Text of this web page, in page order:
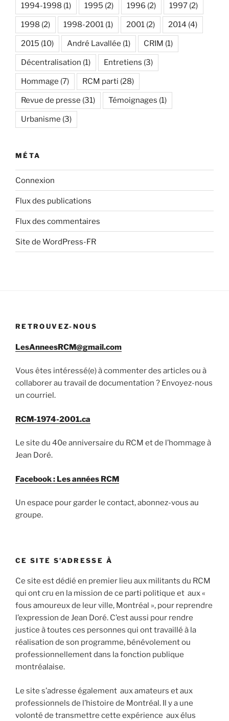
1994-1998 (1) 1995 (2) 1996 (2) 1997 (2)
1998 (2) 1998-2001 (1) 2001 (2) 2014 (4)
2015 (10) André Lavallée (1) CRIM (1)
Décentralisation (1) Entretiens (3)
Hommage (7) RCM parti (28)
Revue de presse (31) Témoignages (1)
Urbanisme (3)
MÉTA
Connexion
Flux des publications
Flux des commentaires
Site de WordPress-FR
RETROUVEZ-NOUS
LesAnneesRCM@gmail.com
Vous êtes intéressé(e) à commenter des articles ou à
collaborer au travail de documentation ? Envoyez-nous
un courriel.
RCM-1974-2001.ca
Le site du 40e anniversaire du RCM et de l’hommage à
Jean Doré.
Facebook : Les années RCM
Un espace pour garder le contact, abonnez-vous au
groupe.
CE SITE S’ADRESSE À
Ce site est dédié en premier lieu aux militants du RCM
qui ont cru en la mission de ce parti politique et aux «
fous amoureux de leur ville, Montréal », pour reprendre
l’expression de Jean Doré. C’est aussi pour rendre
justice à toutes ces personnes qui ont travaillé à la
réalisation de son programme, bénévolement ou
professionnellement dans la fonction publique
montréalaise.
Le site s’adresse également aux amateurs et aux
professionnels de l’histoire de Montréal. Il y a une
volonté de transmettre cette expérience aux élus